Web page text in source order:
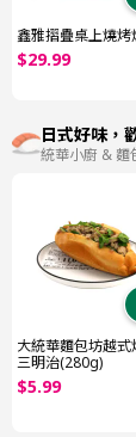
鑫雅摺疊桌上燒烤
$29.99
日式好味，
統華小廚 & 麵
大統華麵包坊越式
三明治(280g)
$5.99